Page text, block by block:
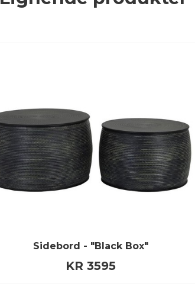
Sidebord - "Black Box"
KR 3595